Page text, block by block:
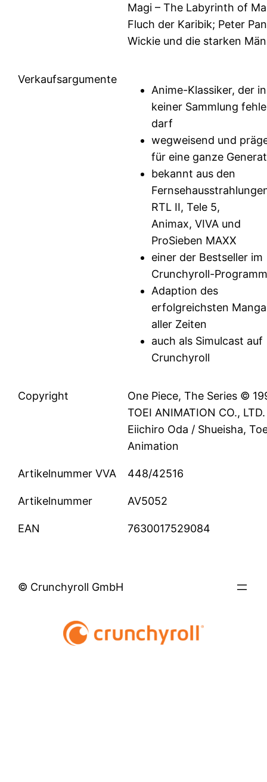
Magi – The Labyrinth of
Fluch der Karibik; Peter
Wickie und die starken
Verkaufsargumente
Anime-Klassiker, der in
keiner Sammlung
darf
wegweisend und
für eine ganze
bekannt aus den
RTL II, Tele 5,
Animax, VIVA und
ProSieben MAXX
einer der Bestseller im
Crunchyroll-
Adaption des
erfolgreichsten
aller Zeiten
auch als Simulcast auf
Crunchyroll
Copyright
One Piece, The Series ©
TOEI ANIMATION CO., LTD.
Eiichiro Oda / Shueisha,
Animation
Artikelnummer VVA 448/42516
Artikelnummer AV5052
EAN 7630017529084
© Crunchyroll GmbH